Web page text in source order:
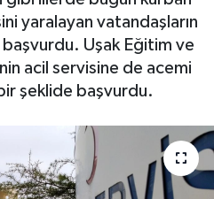
yaralayan vatandaşların
Uşak Eğitim ve
acil servisine de acemi
şeklide başvurdu.